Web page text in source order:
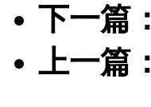
下一篇：
上一篇：